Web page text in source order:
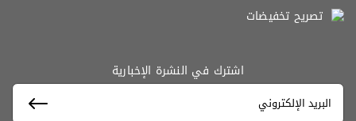
تصريح تخفيضات
اشترك في النشرة الإخبارية